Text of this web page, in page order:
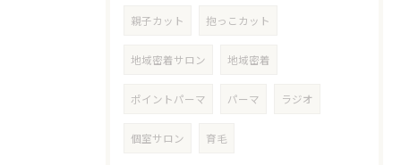
親子カット 抱っこカット
地域密着サロン 地域密着
ポイントパーマ パーマ ラジオ
個室サロン 育毛